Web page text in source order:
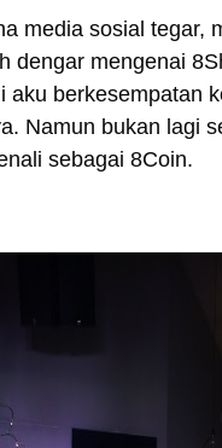
media sosial tegar,
dengar mengenai
aku berkesempatan
Namun bukan lagi
sebagai 8Coin.